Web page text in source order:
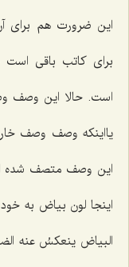
این ضرورت هم برای
برای کاتب باقی
است. حالا این وصف
یااینکه وصف وصف
این وصف متصف شده
اینجا لون بیاض به
البیاض ینعکسُ عنه